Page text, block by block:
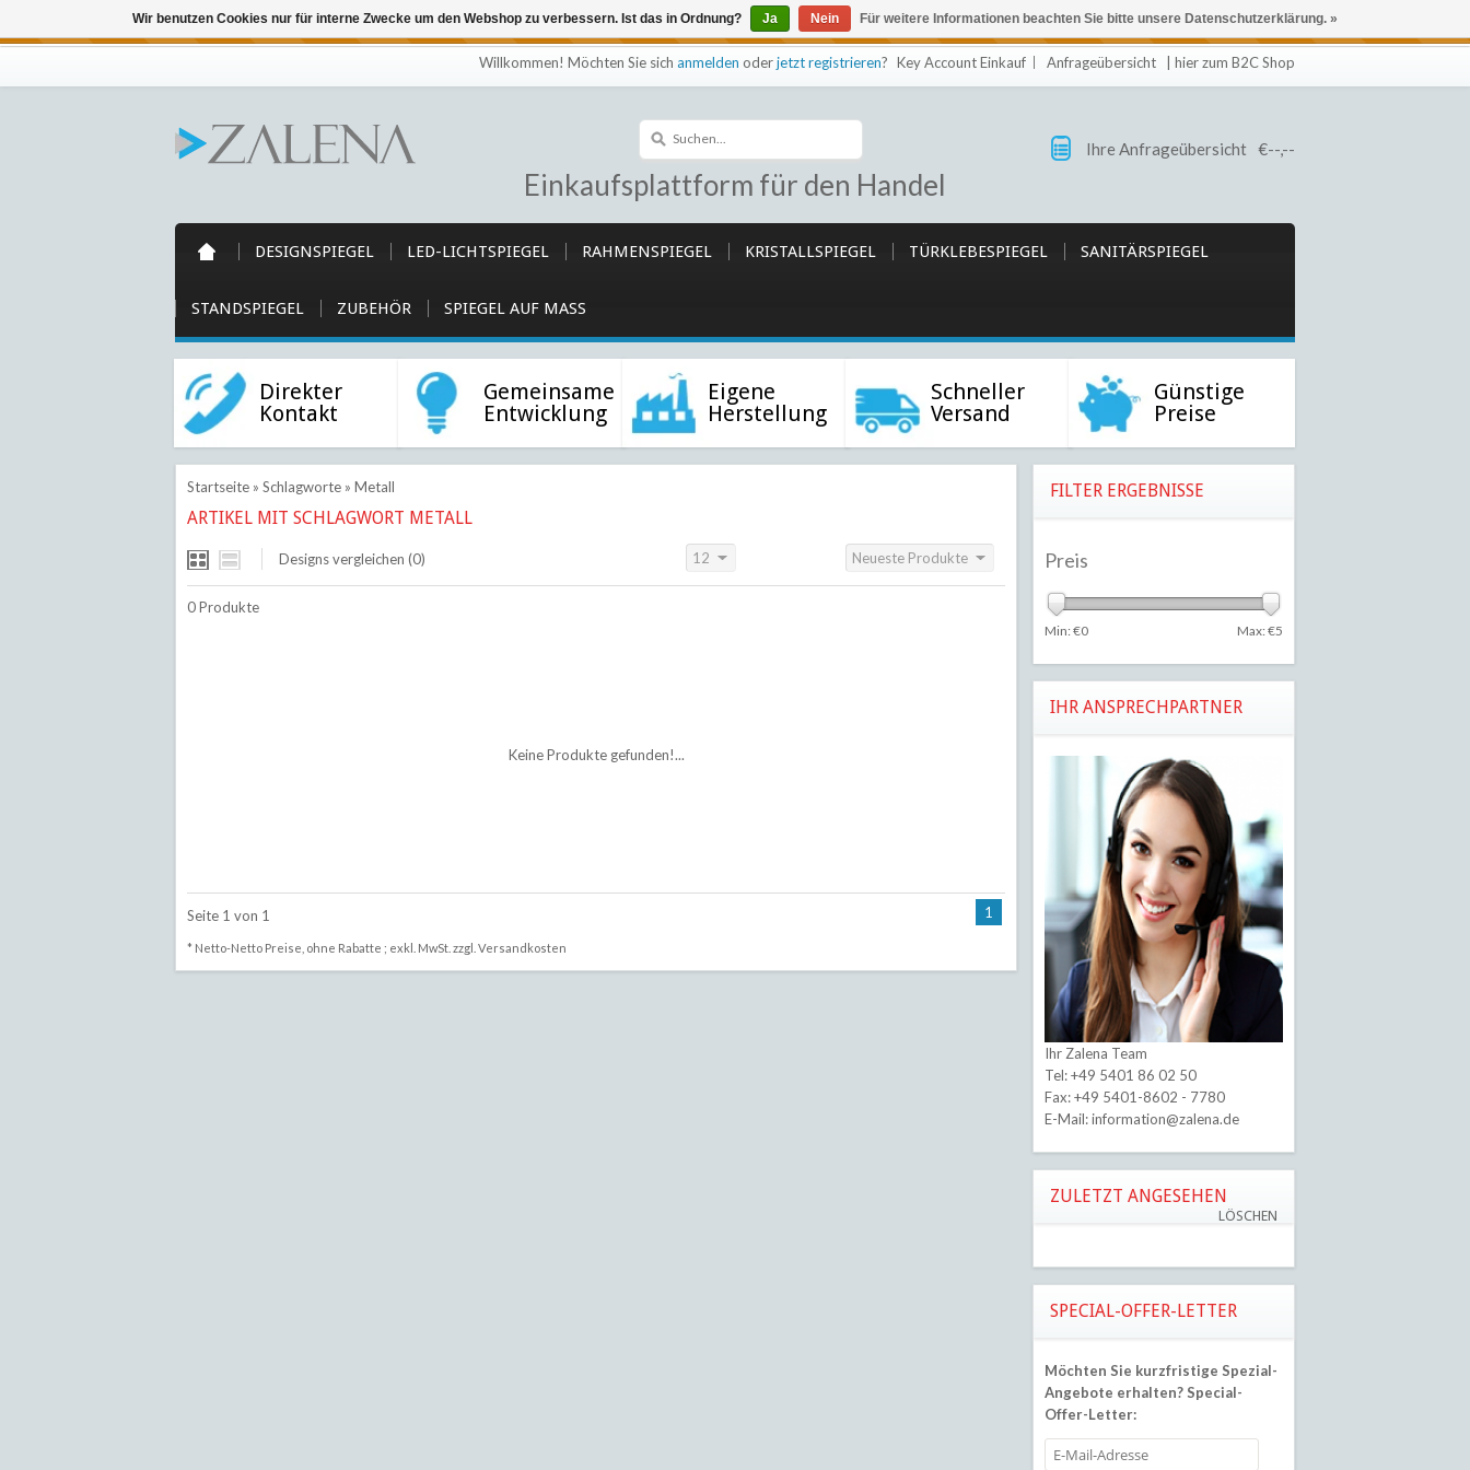
Willkommen! Möchten Sie sich anmelden oderjetzt registrieren? Key Account Einkauf Anfrageübersicht | hier zum B2C Shop
Ihre Anfrageübersicht €--,--
Einkaufsplattform für den Handel
DESIGNSPIEGEL LED-LICHTSPIEGEL RAHMENSPIEGEL KRISTALLSPIEGEL TÜRKLEBESPIEGEL SANITÄRSPIEGEL
STANDSPIEGEL ZUBEHÖR SPIEGEL AUF MASS
Direkter
Kontakt
Gemeinsame
Entwicklung
Eigene
Herstellung
Schneller
Versand
Günstige
Preise
Startseite » Schlagworte » Metall
ARTIKEL MIT SCHLAGWORT METALL
Designs vergleichen (0) Neueste Produkte
12
0 Produkte
Keine Produkte gefunden!...
Seite 1 von 1 1
* Netto-Netto Preise, ohne Rabatte ; exkl. MwSt. zzgl. Versandkosten
FILTER ERGEBNISSE
Preis
Min: €0 Max: €5
IHR ANSPRECHPARTNER
Ihr Zalena Team
Tel:+49 5401 86 02 50
Fax: +49 5401-8602 - 7780
E-Mail:information@zalena.de
ZULETZT ANGESEHEN
LÖSCHEN
SPECIAL-OFFER-LETTER
Möchten Sie kurzfristige Spezial-
Angebote erhalten?Special-
Offer-Letter:
Wir benutzen Cookies nur für interne Zwecke um den Webshop zu verbessern. Ist das in Ordnung? Ja Nein Für weitere Informationen beachten Sie bitte unsere Datenschutzerklärung. »
← Zurück zum BackofficeDieser Shop befindet sich im Aufbau Eventuell können nicht alle Bestellungen eingehalten oder erfüllt werden.